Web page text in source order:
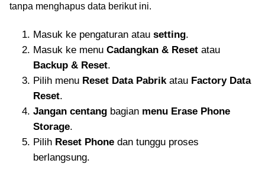
tanpa menghapus data berikut ini.
Masuk ke pengaturan atau setting.
Masuk ke menu Cadangkan & Reset atau
Backup & Reset.
Pilih menu Reset Data Pabrikatau Factory Data
Reset.
Jangan centang bagian menu Erase Phone
Storage.
Pilih Reset Phone dan tunggu proses
berlangsung.